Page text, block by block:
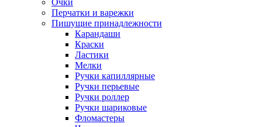
Очки
Перчатки и варежки
Пишущие принадлежности
Карандаши
Краски
Ластики
Мелки
Ручки капиллярные
Ручки перьевые
Ручки роллер
Ручки шариковые
Фломастеры